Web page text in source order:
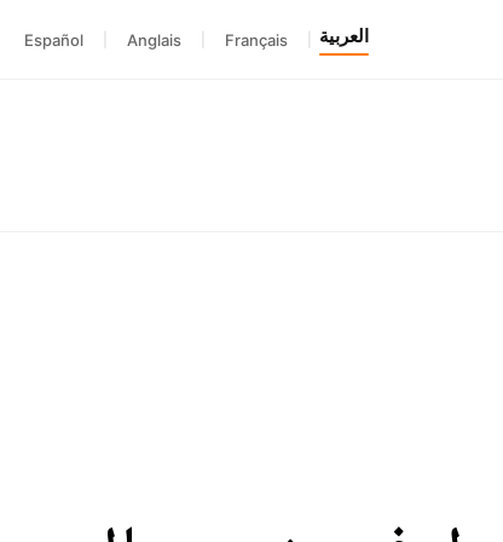
العربية Français
Anglais
Español